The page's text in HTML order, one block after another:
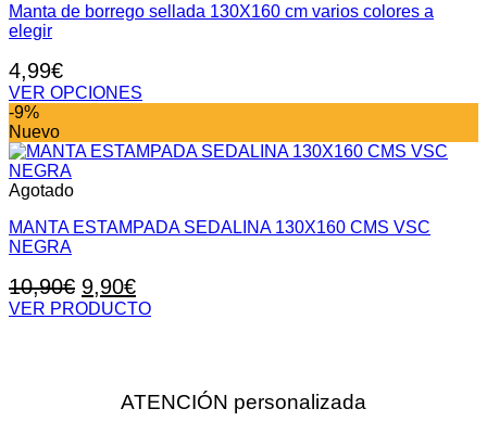
Manta de borrego sellada 130X160 cm varios colores a
elegir
4,99€
VER OPCIONES
Este
producto
tiene
múltiples
variantes.
opciones
se
elegir
en
-9%
Nuevo
Agotado
MANTA ESTAMPADA SEDALINA 130X160 CMS VSC
NEGRA
10,90€ El
precio
9,90€El
precio
VER PRODUCTO
ATENCIÓN personalizada